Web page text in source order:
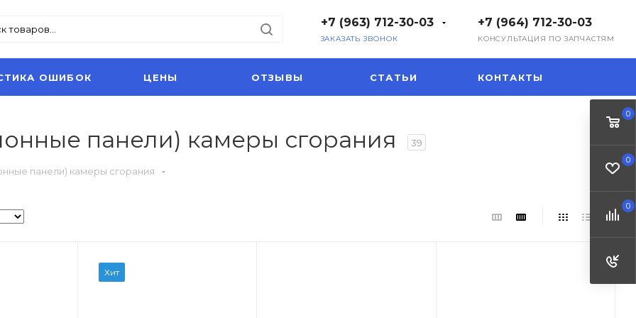
+7 (963) 712-30-03
ЗАКАЗАТЬ ЗВОНОК
+7 (964) 712-30-03
КОНСУЛЬТАЦИЯ ПО ЗАПЧАСТЯМ
ОШИБОК ЦЕНЫ ОТЗЫВЫ СТАТЬИ КОНТАКТЫ
панели) камеры сгорания 39
панели) камеры сгорания
Хит
0
0
0